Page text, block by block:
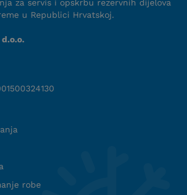
za servis i opskrbu rezervnih dijelova
u Republici Hrvatskoj.
d.o.o.
robe